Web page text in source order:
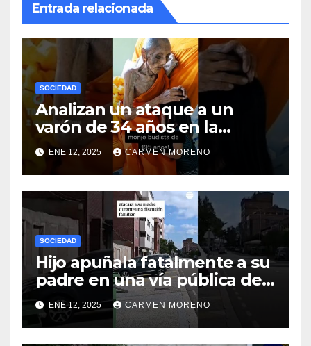
Entrada relacionada
SOCIEDAD
Analizan un ataque a un
varón de 34 años en la
ciudad de Málaga
ENE 12, 2025 CARMEN MORENO
SOCIEDAD
Hijo apuñala fatalmente a su
padre en una vía pública de
Palencia
ENE 12, 2025 CARMEN MORENO